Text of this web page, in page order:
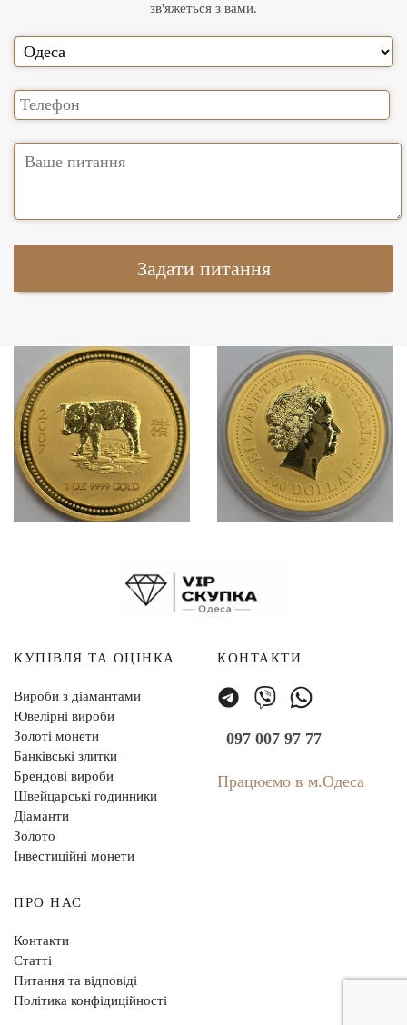
зв'яжеться з вами.
КУПІВЛЯ ТА ОЦІНКА
Вироби з діамантами
Ювелірні вироби
Золоті монети
Банківські злитки
Брендові вироби
Швейцарські годинники
Діаманти
Золото
Інвестиційні монети
КОНТАКТИ
097 007 97 77
Працюємо в м.Одеса
ПРО НАС
Контакти
Статті
Питання та відповіді
Політика конфідиційності